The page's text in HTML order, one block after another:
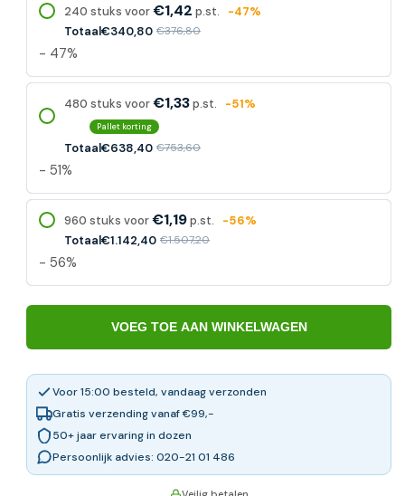
240 stuks voor€1,42 p.st.
-47%
Totaal€340,80 €376,80
- 47%
480 stuks voor€1,33p.st. -51%
Pallet korting
Totaal€638,40 €753,60
- 51%
960 stuks voor€1,19p.st.
-56%
Totaal€1.142,40 €1.507,20
- 56%
VOEG TOE AAN WINKELWAGEN
Voor 15:00 besteld, vandaag verzonden
Gratis verzending vanaf €99,-
50+ jaar ervaring in dozen
Persoonlijk advies: 020-21 01 486